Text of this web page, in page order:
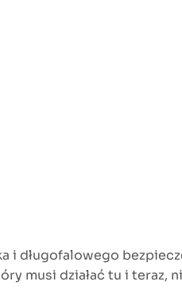
i długofalowego
musi działać tu i teraz,